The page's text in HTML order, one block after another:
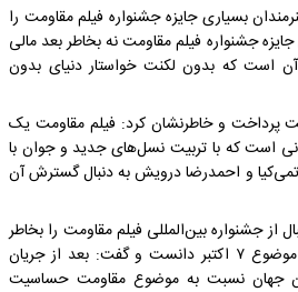
بسیاری جایزه جشنواره فیلم مقاومت را
جشنواره فیلم مقاومت نه بخاطر بعد مالی
است که بدون لکنت خواستار دنیای بدون
پرداخت و خاطرنشان کرد: فیلم مقاومت یک
است که با تربیت نسل‌های جدید و جوان با
و احمدرضا درویش به دنبال گسترش آن
از جشنواره بین‌المللی فیلم مقاومت را بخاطر
حساسیت هنرمندان نسبت به موضوع ۷ اکتبر دانست و گفت: بعد از جریان
جهان نسبت به موضوع مقاومت حساسیت